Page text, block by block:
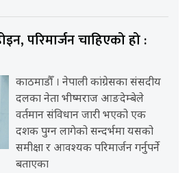
परिमार्जन चाहिएको हो :
काठमाडौँ । नेपाली कांग्रेसका संसदीय
दलका नेता भीष्मराज आङदेम्बेले
वर्तमान संविधान जारी भएको एक
दशक पुग्न लागेको सन्दर्भमा यसको
समीक्षा र आवश्यक परिमार्जन गर्नुपर्ने
बताएका